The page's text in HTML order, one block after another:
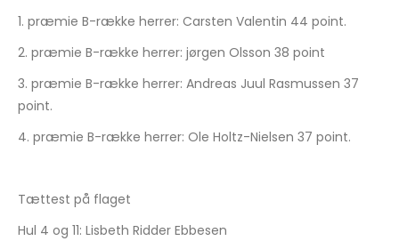
1. præmie B-række herrer: Carsten Valentin 44 point.
2. præmie B-række herrer: jørgen Olsson 38 point
3. præmie B-række herrer: Andreas Juul Rasmussen 37
point.
4. præmie B-række herrer: Ole Holtz-Nielsen 37 point.
Tættest på flaget
Hul 4 og 11: Lisbeth Ridder Ebbesen